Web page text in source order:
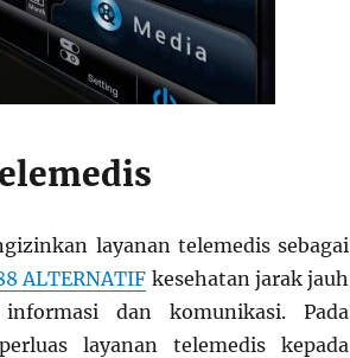
layanan telemedis sebagai
ALTERNATIF kesehatan jarak jauh
dan komunikasi. Pada
layanan telemedis kepada